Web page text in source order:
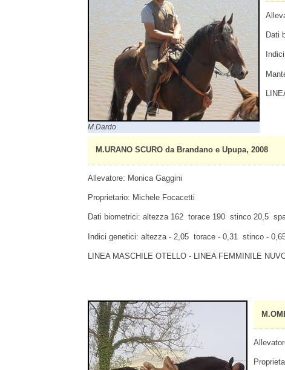
M.Dardo
Dati
M.URANO SCURO da Brandano e Upupa, 2008
Allevatore: Monica Gaggini
Proprietario: Michele Focacetti
Dati biometrici: altezza 162 torace 190 stinco 20,5
Indici genetici: altezza - 2,05 torace - 0,31 stinco -
LINEA MASCHILE OTELLO - LINEA FEMMINILE